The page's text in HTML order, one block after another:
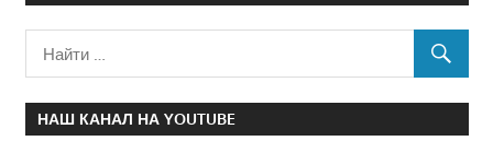
НАШ КАНАЛ НА YOUTUBE